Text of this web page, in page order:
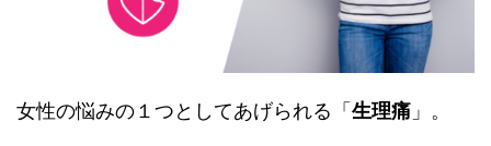
女性の悩みの１つとしてあげられる「 生理痛 」。